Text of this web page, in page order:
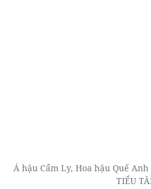
Á hậu Cẩm Ly, Hoa hậu Quế
TIỂU